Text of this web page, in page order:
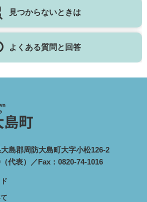
見つからないときは
よくある質問と回答
島郡周防大島町大字小松126-2
代表）／Fax：0820-74-1016